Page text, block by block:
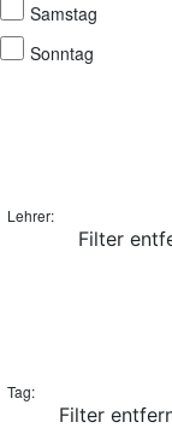
Samstag
Sonntag
Lehrer:
Filter
Tag:
Filter